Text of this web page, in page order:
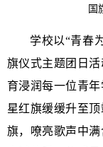
国
学校以“青春
旗仪式主题团日
育浸润每一位青
星红旗缓缓升至
旗，嘹亮歌声中